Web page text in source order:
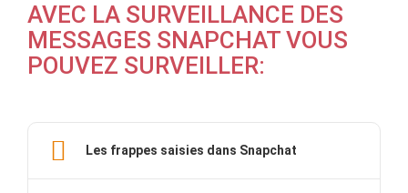
AVEC LA SURVEILLANCE DES
MESSAGES SNAPCHAT VOUS
POUVEZ SURVEILLER:
Les frappes saisies dans Snapchat